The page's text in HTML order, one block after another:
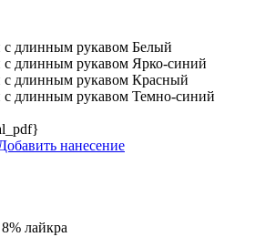
нанесение
лайкра